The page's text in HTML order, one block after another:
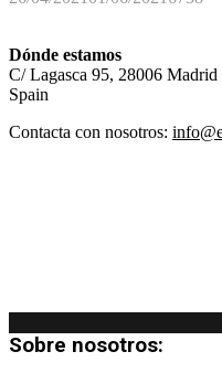
Dónde estamos
C/ Lagasca 95, 28006 Madrid
Spain
Contacta con nosotros:
Sobre nosotros: